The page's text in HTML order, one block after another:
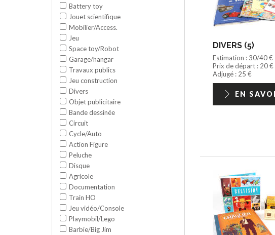
Battery toy
Jouet scientifique
Mobilier/Access.
Jeu
Space toy/Robot
Garage/hangar
Travaux publics
Jeu construction
Divers
Objet publicitaire
Bande dessinée
Circuit
Cycle/Auto
Action Figure
Peluche
Disque
Agricole
Documentation
Train HO
Jeu vidéo/Console
Playmobil/Lego
Barbie/Big Jim
DIVERS (5)
Estimation : 30/40 €
Prix de départ : 20 €
Adjugé : 25 €
EN